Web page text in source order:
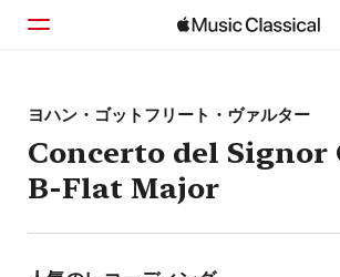
ホーム
見つける
検索
ヨハン・ゴットフリート・ヴァルター
Concerto del Signor
B-Flat Major